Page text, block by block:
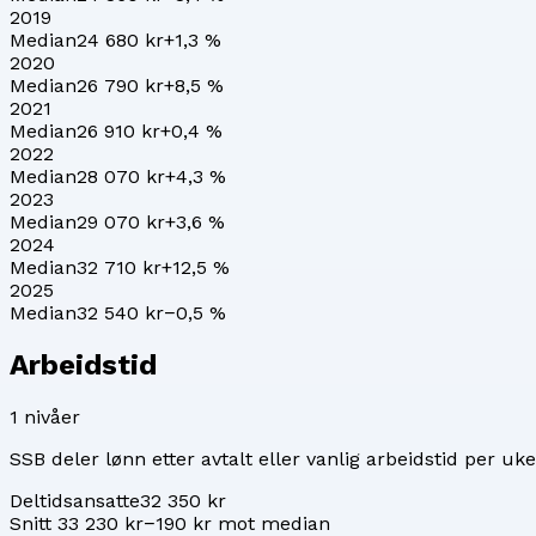
2019
Median24 680 kr+1,3 %
2020
Median26 790 kr+8,5 %
2021
Median26 910 kr+0,4 %
2022
Median28 070 kr+4,3 %
2023
Median29 070 kr+3,6 %
2024
Median32 710 kr+12,5 %
2025
Median32 540 kr−0,5 %
Arbeidstid
1 nivåer
SSB deler lønn etter avtalt eller vanlig arbeidstid per
Deltidsansatte32 350 kr
Snitt 33 230 kr−190 kr mot median